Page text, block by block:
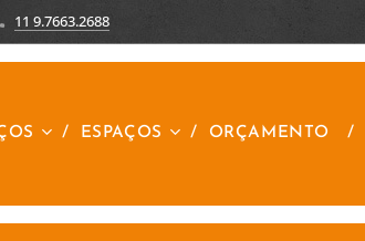
11 9.7663.2688
ESPAÇOS ORÇAMENTO